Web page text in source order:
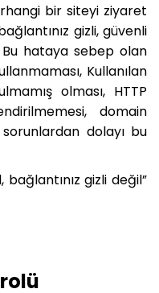
bir siteyi ziyaret
gizli, güvenli
Bu hataya sebep olan
Kullanılan
olması, HTTP
domain
dolayı bu
bağlantınız gizli değil”